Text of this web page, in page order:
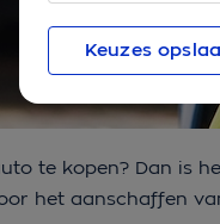
te kopen? Dan is
het aanschaffen
Keuzes